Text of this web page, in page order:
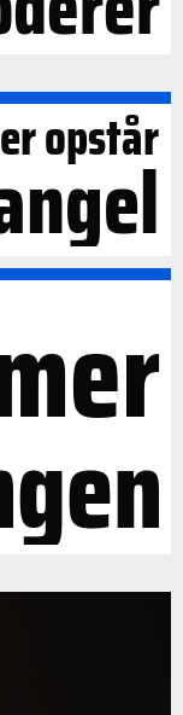
opstår